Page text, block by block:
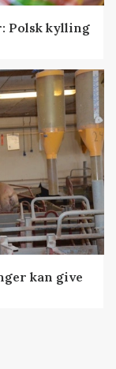
Polsk kylling
kan give